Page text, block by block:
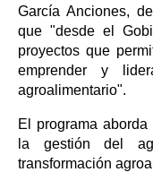
García Anciones,
que "desde el
proyectos que
emprender y
agroalimentario".
El programa
la gestión del
transformación